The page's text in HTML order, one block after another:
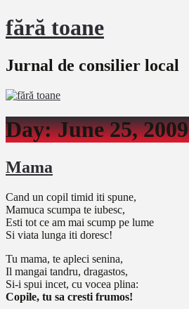
fără toane
Jurnal de consilier local
Day:June 25, 2009
Mama
Cand un copil timid iti spune,
Mamuca scumpa te iubesc,
Esti tot ce am mai scump pe lume
Si viata lunga iti doresc!
Tu mama, te apleci senina,
Il mangai tandru, dragastos,
Si-i spui incet, cu vocea plina:
Copile, tu sa cresti frumos!